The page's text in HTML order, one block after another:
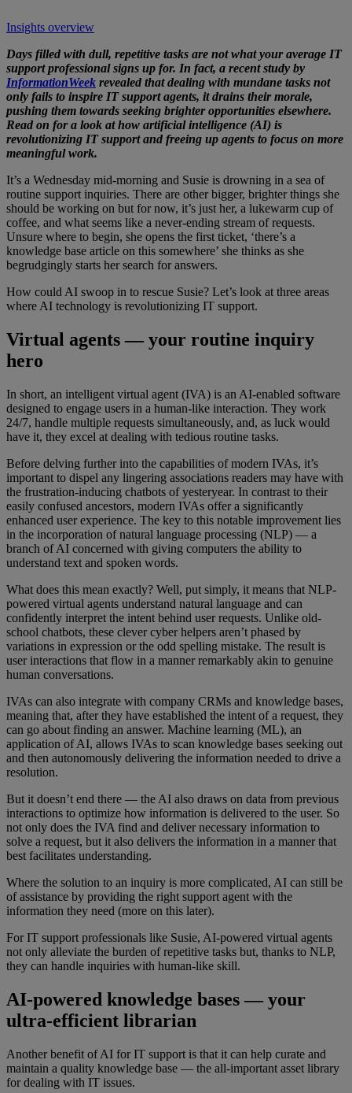
Insights overview
Days filled with dull, repetitive tasks are not what your average IT
support professional signs up for. In fact, a recent study by
InformationWeek revealed that dealing with mundane tasks not
only fails to inspire IT support agents, it drains their morale,
pushing them towards seeking brighter opportunities elsewhere.
Read on for a look at how artificial intelligence (AI) is
revolutionizing IT support and freeing up agents to focus on more
meaningful work.
It’s a Wednesday mid-morning and Susie is drowning in a sea of
routine support inquiries. There are other bigger, brighter things she
should be working on but for now, it’s just her, a lukewarm cup of
coffee, and what seems like a never-ending stream of requests.
Unsure where to begin, she opens the first ticket, ‘there’s a
knowledge base article on this somewhere’ she thinks as she
begrudgingly starts her search for answers.
How could AI swoop in to rescue Susie? Let’s look at three areas
where AI technology is revolutionizing IT support.
Virtual agents — your routine inquiry
hero
In short, an intelligent virtual agent (IVA) is an AI-enabled software
designed to engage users in a human-like interaction. They work
24/7, handle multiple requests simultaneously, and, as luck would
have it, they excel at dealing with tedious routine tasks.
Before delving further into the capabilities of modern IVAs, it’s
important to dispel any lingering associations readers may have with
the frustration-inducing chatbots of yesteryear. In contrast to their
easily confused ancestors, modern IVAs offer a significantly
enhanced user experience. The key to this notable improvement lies
in the incorporation of natural language processing (NLP) — a
branch of AI concerned with giving computers the ability to
understand text and spoken words.
What does this mean exactly? Well, put simply, it means that NLP-
powered virtual agents understand natural language and can
confidently interpret the intent behind user requests. Unlike old-
school chatbots, these clever cyber helpers aren’t phased by
variations in expression or the odd spelling mistake. The result is
user interactions that flow in a manner remarkably akin to genuine
human conversations.
IVAs can also integrate with company CRMs and knowledge bases,
meaning that, after they have established the intent of a request, they
can go about finding an answer. Machine learning (ML), an
application of AI, allows IVAs to scan knowledge bases seeking out
and then autonomously delivering the information needed to drive a
resolution.
But it doesn’t end there — the AI also draws on data from previous
interactions to optimize how information is delivered to the user. So
not only does the IVA find and deliver necessary information to
solve a request, but it also delivers the information in a manner that
best facilitates understanding.
Where the solution to an inquiry is more complicated, AI can still be
of assistance by providing the right support agent with the
information they need (more on this later).
For IT support professionals like Susie, AI-powered virtual agents
not only alleviate the burden of repetitive tasks but, thanks to NLP,
they can handle inquiries with human-like skill.
AI-powered knowledge bases — your
ultra-efficient librarian
Another benefit of AI for IT support is that it can help curate and
maintain a quality knowledge base — the all-important asset library
for dealing with IT issues.